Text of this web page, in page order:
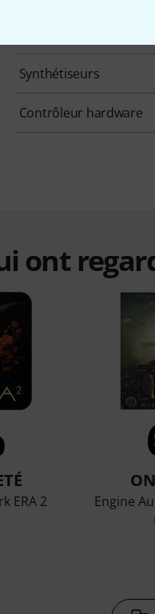
Synthétiseurs
Contrôleur hardware
ont
ERA 2
Engine